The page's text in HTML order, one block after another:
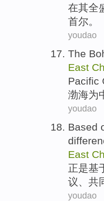
在其全
首尔。
youdao
The
East
Pacific
渤海为
youdao
Based
East
正是基
议、 共
youdao